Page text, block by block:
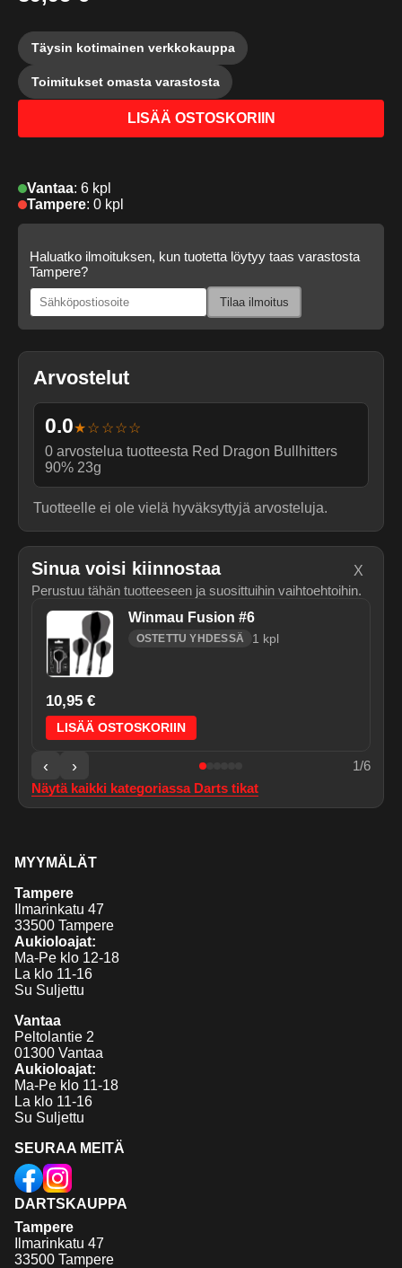
Arvostelut
0.0★☆☆☆☆
0 arvostelua tuotteesta Red Dragon Bullhitters
90% 23g
Tuotteelle ei ole vielä hyväksyttyjä arvosteluja.
Täysin kotimainen verkkokauppa
Toimitukset omasta varastosta
LISÄÄ OSTOSKORIIN
Vantaa: 6 kpl
Tampere: 0 kpl
Haluatko ilmoituksen, kun tuotetta löytyy taas varastosta
Tampere?
Tilaa ilmoitus
Sinua voisi kiinnostaa
Perustuu tähän tuotteeseen ja suosittuihin vaihtoehtoihin.
X
Winmau Fusion #6
OSTETTU YHDESSÄ 1 kpl
10,95 €
LISÄÄ OSTOSKORIIN
‹ › 1/6
Näytä kaikki kategoriassa Darts tikat
DARTSKAUPPA
Tampere
Ilmarinkatu 47
33500 Tampere
SEURAA MEITÄ
MYYMÄLÄT
Tampere
Ilmarinkatu 47
33500 Tampere
Aukioloajat:
Ma-Pe klo 12-18
La klo 11-16
Su Suljettu
Vantaa
Peltolantie 2
01300 Vantaa
Aukioloajat:
Ma-Pe klo 11-18
La klo 11-16
Su Suljettu